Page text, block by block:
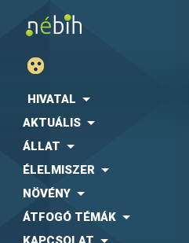
HIVATAL
AKTUÁLIS
ÁLLAT
ÉLELMISZER
NÖVÉNY
ÁTFOGÓ TÉMÁK